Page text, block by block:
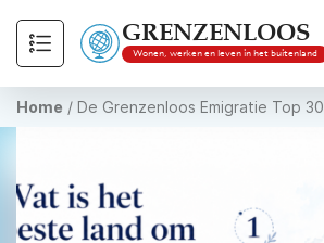
GRENZENLOOS
Wonen, werken en leven in het buitenland
Home / De Grenzenloos Emigratie Top 30